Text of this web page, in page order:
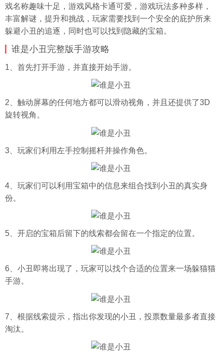
戏名称趣味十足，游戏风格卡通可爱，游戏玩法多种多样，
丰富解谜，提升和挑战，玩家需要找到一个安全的庇护所来
躲避小丑的追逐，同时也可以找到隐藏的宝箱。
谁是小丑完整版手游攻略
1、首先打开手游，并直接开始手游。
2、触动屏幕的任何地方都可以滑动视角，并且还提供了3D
旋转视角。
3、玩家们利用左手控制摇杆并操作角色。
4、玩家们可以利用宝箱中的信息来组合找到小丑的真实身
份。
5、开启的宝箱后留下的线索都会留在一个指定的位置。
6、小丑即将出现了，玩家可以找个合适的位置来一场躲猫猫
手游。
7、根据线索提示，指出你发现的小丑，投票数量最多者直接
淘汰。